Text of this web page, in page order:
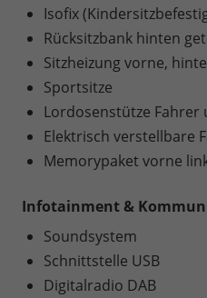
Isofix
Rücksitzbank hinten
Sitzheizung vorne,
Sportsitze
Lordosenstütze Fahrer
Elektrisch verstellbare
Memorypaket vorne
Infotainment &
Soundsystem
Schnittstelle USB
Digitalradio DAB